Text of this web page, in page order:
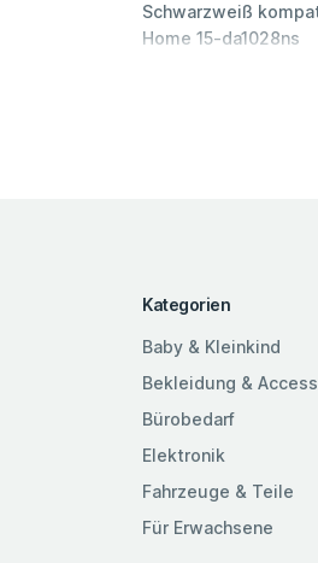
Schwarzweiß
Home 15-da1028ns
Kategorien
Baby & Kleinkind
Bekleidung &
Bürobedarf
Elektronik
Fahrzeuge & Teile
Für Erwachsene